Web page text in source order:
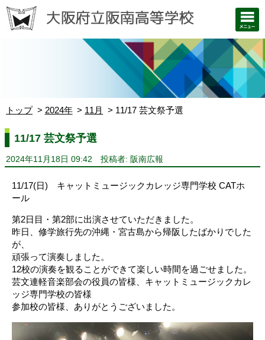
トップ 2024年 11月 11/17 芸文祭予選
11/17 芸文祭予選
2024年11月18日 09:42 投稿者: 阪南広報
11/17(日) キャットミュージックカレッジ専門学校 CATホ
ール
第2日目・第2部に出演させていただきました。
昨日、修学旅行先の沖縄・宮古島から帰阪したばかりでした
が、
頑張って演奏しました。
12校の演奏を観ることができて楽しい時間を過ごせました。
芸文連軽音楽部会の役員の皆様、キャットミュージックカレ
ッジ専門学校の皆様
参加校の皆様、ありがとうございました。